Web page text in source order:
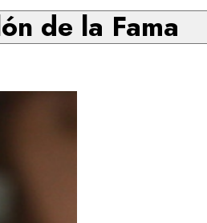
de la Fama